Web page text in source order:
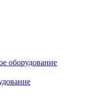
оборудование